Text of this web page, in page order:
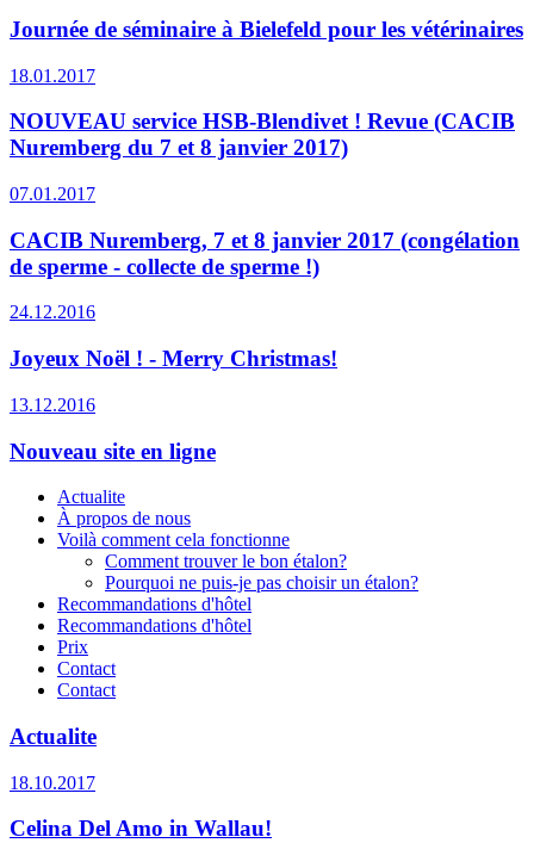
Journée de séminaire à Bielefeld pour les vétérinaires
18.01.2017
NOUVEAU service HSB-Blendivet ! Revue (CACIB
Nuremberg du 7 et 8 janvier 2017)
07.01.2017
CACIB Nuremberg, 7 et 8 janvier 2017 (congélation
de sperme - collecte de sperme !)
24.12.2016
Joyeux Noël ! - Merry Christmas!
13.12.2016
Nouveau site en ligne
Actualite
À propos de nous
Voilà comment cela fonctionne
Comment trouver le bon étalon?
Pourquoi ne puis-je pas choisir un étalon?
Recommandations d'hôtel
Recommandations d'hôtel
Prix
Contact
Contact
Actualite
18.10.2017
Celina Del Amo in Wallau!